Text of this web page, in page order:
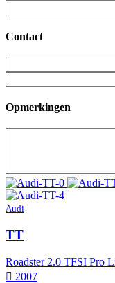
Contact
Opmerkingen
Audi
TT
Roadster 2.0 TFSI Pro
2007